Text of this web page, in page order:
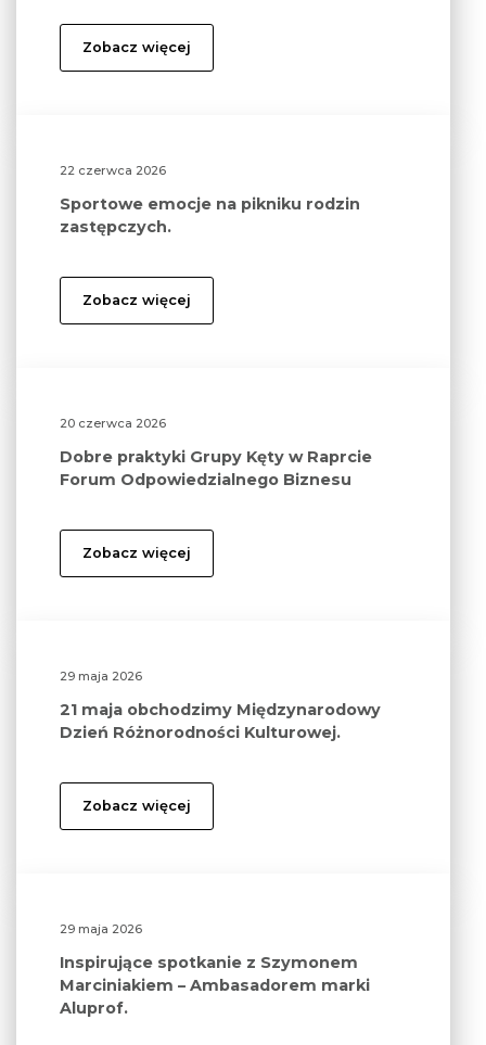
Zobacz więcej
22 czerwca 2026
Sportowe emocje na pikniku rodzin
zastępczych.
Zobacz więcej
20 czerwca 2026
Dobre praktyki Grupy Kęty w Raprcie
Forum Odpowiedzialnego Biznesu
Zobacz więcej
29 maja 2026
21 maja obchodzimy Międzynarodowy
Dzień Różnorodności Kulturowej.
Zobacz więcej
29 maja 2026
Inspirujące spotkanie z Szymonem
Marciniakiem – Ambasadorem marki
Aluprof.